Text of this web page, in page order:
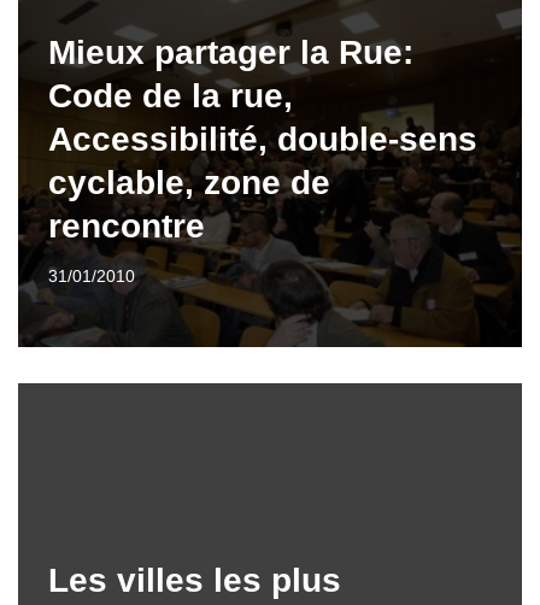
Mieux partager la Rue:
Code de la rue,
Accessibilité, double-sens
cyclable, zone de
rencontre
31/01/2010
Les villes les plus